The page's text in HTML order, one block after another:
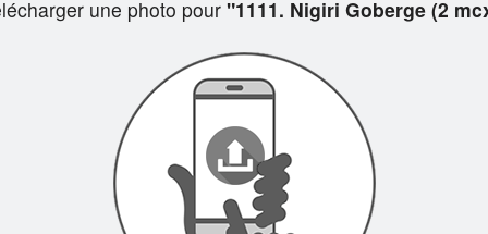
une photo pour"1111. Nigiri Goberge (2